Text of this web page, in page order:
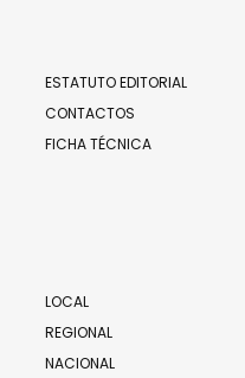
ESTATUTO EDITORIAL
CONTACTOS
FICHA TÉCNICA
LOCAL
REGIONAL
NACIONAL